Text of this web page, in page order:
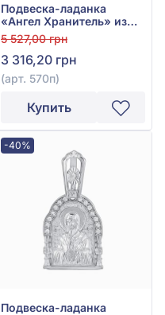
Подвеска-ладанка
«Ангел Хранитель» из
серебра 925°/375° без
вставки, арт. 570п
5 527,00 грн
3 316,20 грн
(арт. 570п)
Купить
-40%
Подвеска-ладанка